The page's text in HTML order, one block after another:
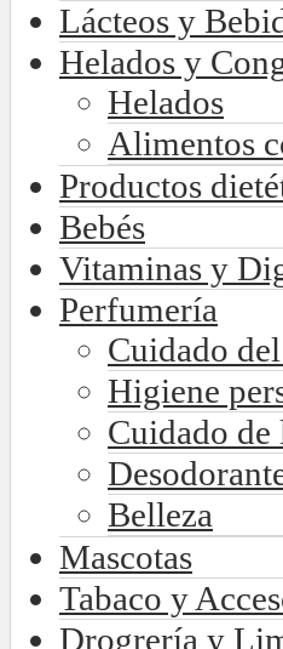
Lácteos y
Helados y
Helados
Alimentos
Productos
Bebés
Vitaminas y
Perfumería
Cuidado
Higiene
Cuidado de
Belleza
Mascotas
Tabaco y
Drogrería y